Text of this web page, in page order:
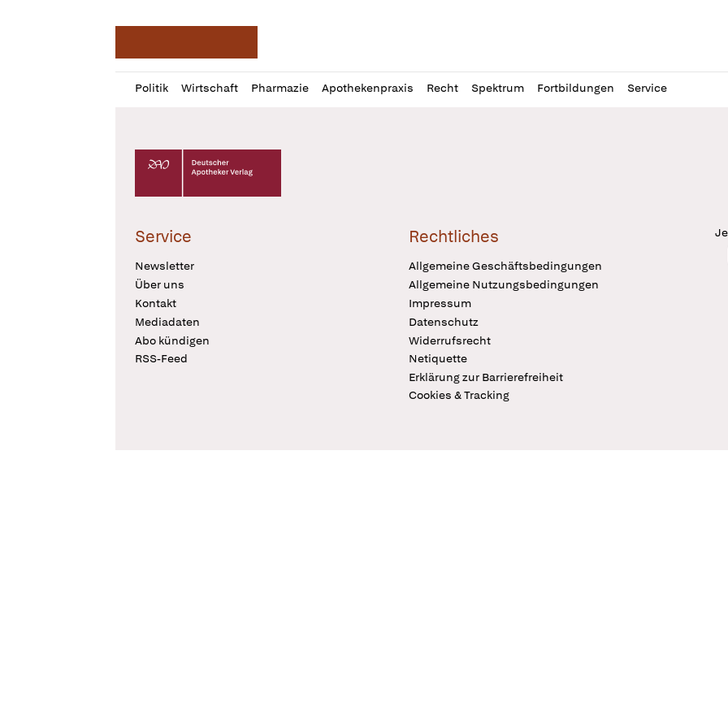
Politik Wirtschaft Pharmazie Apothekenpraxis Recht Spektrum Fortbildungen Service
Profil
öffnen
Daz
Pur
Deutscher Apotheker Verlag Logo
Service
Newsletter
Über uns
Kontakt
Mediadaten
Abo kündigen
RSS-Feed
Rechtliches
Allgemeine Geschäftsbedingungen
Allgemeine Nutzungsbedingungen
Impressum
Datenschutz
Widerrufsrecht
Netiquette
Erklärung zur Barrierefreiheit
Cookies & Tracking